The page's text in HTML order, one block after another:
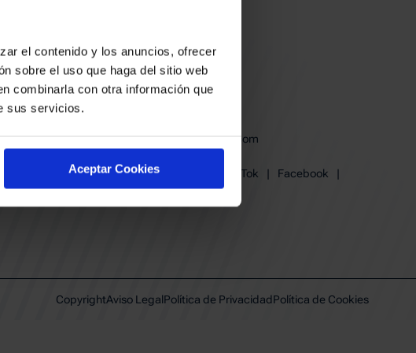
el contenido y los anuncios, ofrecer
sobre el uso que haga del sitio web
combinarla con otra información que
sus servicios.
Aceptar Cookies
ALAVÉS
baskonia@baskonia.com
Instagram
TikTok | Facebook
|
Youtube
| Linkedin
CopyrightAviso LegalPolítica de PrivacidadPolítica de Cookies